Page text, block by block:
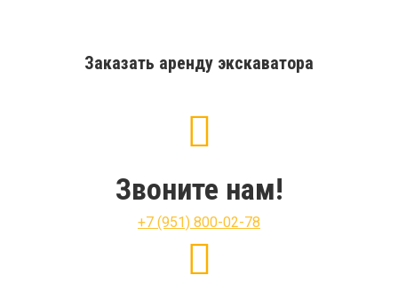
Заказать аренду экскаватора
Звоните нам!
+7 (951) 800-02-78